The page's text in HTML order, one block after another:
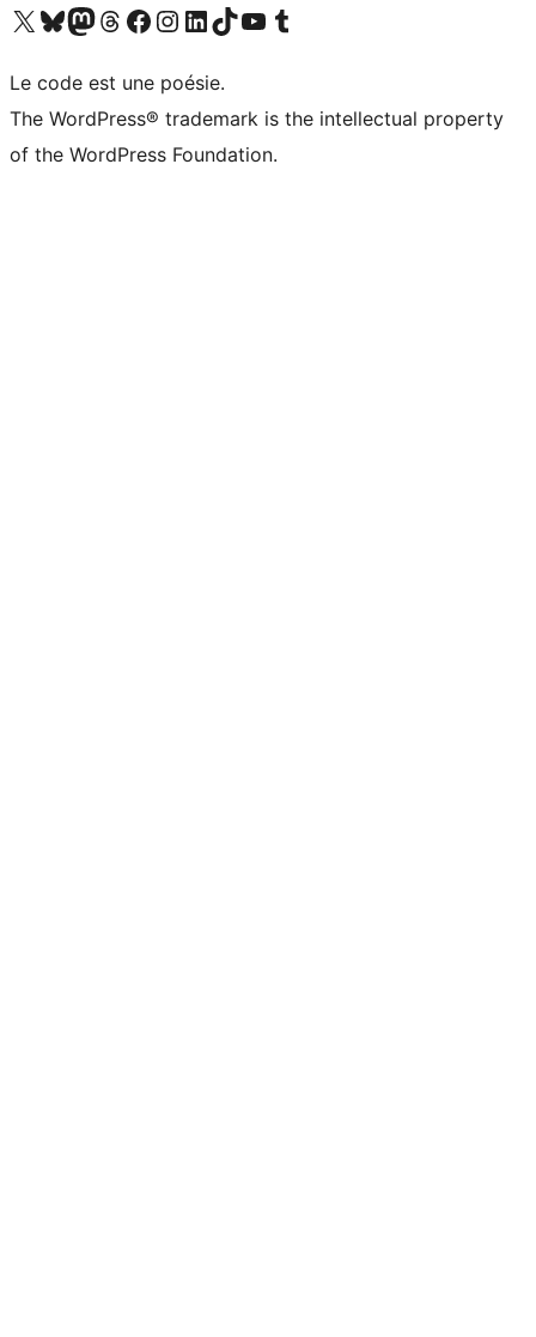
Visitez notre compte X (précédemment Twitter)
Visiter notre compte Bluesky
Visiter notre compte Mastodon
Visiter notre compte Threads
Consulter notre compte Facebook
Consulter notre compte Instagram
Consulter notre compte LinkedIn
Visiter notre compte TokTok
Visiter notre chaîne YouTube
Visiter notre compte Tumblr
Le code est une poésie.
The WordPress® trademark is the intellectual property
of the WordPress Foundation.